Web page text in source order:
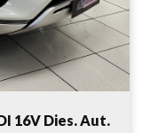
16V Dies. Aut.